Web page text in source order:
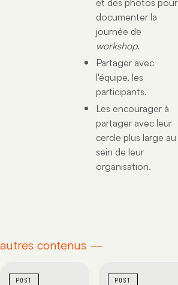
documenter la
journée de
workshop.
Partager avec
l'équipe, les
participants.
Les encourager à
partager avec leur
cercle plus large au
sein de leur
organisation.
autres contenus —
POST POST